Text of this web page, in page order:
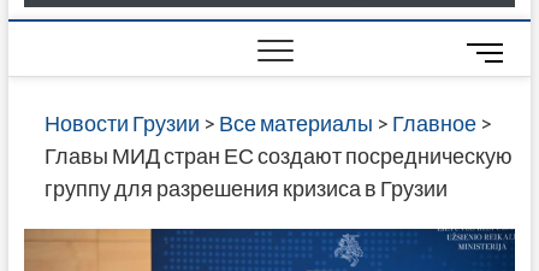
В
ГРУЗИИ
САЙТЕ
M
e
n
u
t
Новости Грузии > Все материалы > Главное>
Главы МИД стран ЕС создают посредническую
группу для разрешения кризиса в Грузии